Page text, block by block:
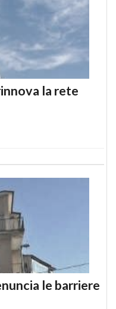
la rete
le barriere